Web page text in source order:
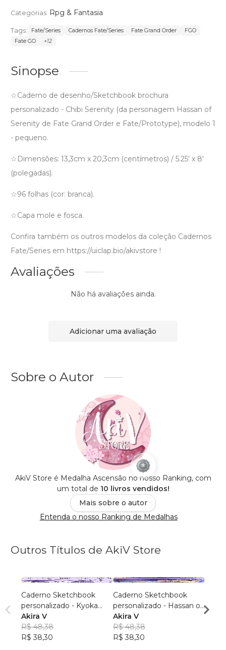
Categorias: Rpg & Fantasia
Tags: Fate/Series Cadernos Fate/Series Fate Grand Order
FGO
Fate GO
+12
Sinopse
☆Caderno de desenho/Sketchbook brochura
personalizado - Chibi Serenity (da personagem Hassan of
Serenity de Fate Grand Order e Fate/Prototype), modelo 1
- pequeno.
☆Dimensões: 13,3cm x 20,3cm (centímetros) / 5.25' x 8'
(polegadas).
☆96 folhas (cor: branca).
☆Capa mole e fosca.
Confira também os outros modelos da coleção Cadernos
Fate/Series em https://uiclap.bio/akivstore !
Avaliações
Não há avaliações ainda.
Adicionar uma avaliação
Sobre o Autor
AkiV Store é Medalha Ascensão no nosso Ranking, com
um total de 10 livros vendidos!
Mais sobre o autor
Entenda o nosso Ranking de Medalhas
Outros Títulos de AkiV Store
Caderno Sketchbook
personalizado - Kyoka
Jirou 1 (pequeno) - Folha
branca
Akira V
R$ 48,38
R$ 38,30
Caderno Sketchbook
personalizado - Hassan of
Serenity IDOL 1
(pequeno) - Folha branca
Akira V
R$ 48,38
R$ 38,30
Gray
Akira